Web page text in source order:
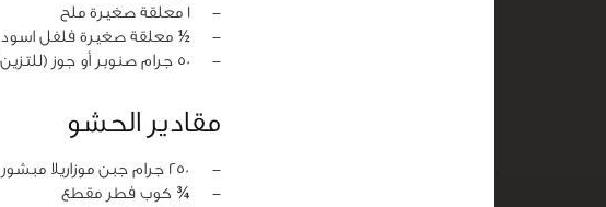
‏-
1 معلقة صغيرة ملح
‏-
½ معلقة صغيرة فلفل اسود
‏-
50 جرام صنوبر أو جوز (للتزين)
مقادير الحشو
‏-
250 جرام جبن موزاريلا مبشور
‏-
¾ كوب فطر مقطع